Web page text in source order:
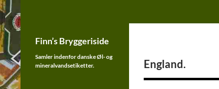
Hop
til
indhold
England.
etiketter fra Danmark
Finn’s Bryggeriside
Samler indenfor danske Øl- og
mineralvandsetiketter.